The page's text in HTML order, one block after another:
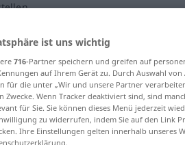
für "gleichstellen"
ist uns wichtig
716-Partner speichern und greifen auf
auf Ihrem Gerät zu. Durch Auswahl
für die unter „Wir und unsere Partner
Zwecke. Wenn Tracker deaktiviert sind, sind
für Sie. Sie können dieses Menü jederzeit
zu widerrufen, indem Sie auf den Link
Ihre Einstellungen gelten innerhalb unseres